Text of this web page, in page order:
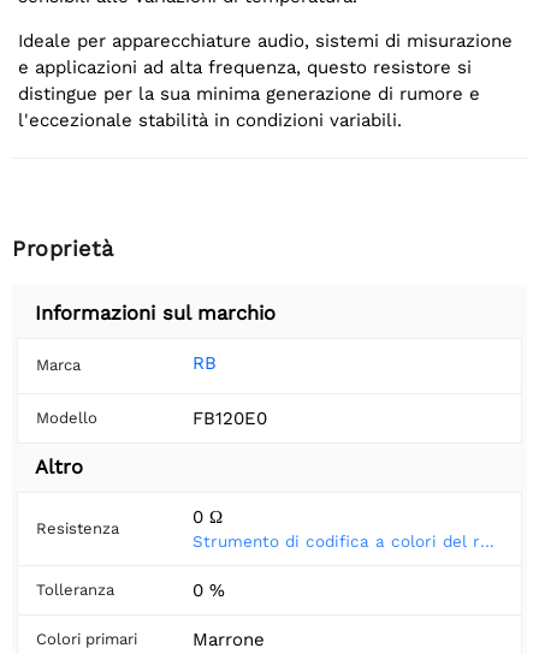
Ideale per apparecchiature audio, sistemi di misurazione
e applicazioni ad alta frequenza, questo resistore si
distingue per la sua minima generazione di rumore e
l'eccezionale stabilità in condizioni variabili.
Proprietà
Informazioni sul marchio
Marca RB
Modello FB120E0
Altro
Resistenza
0 Ω
Strumento di codifica a colori del resistore
Tolleranza 0 %
Colori primari Marrone